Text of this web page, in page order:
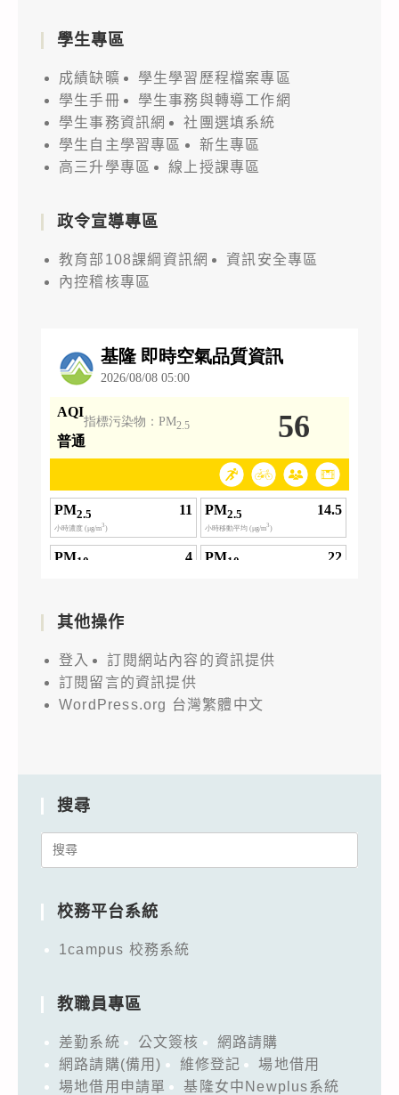
學生專區
成績缺曠
學生學習歷程檔案專區
學生手冊
學生事務與轉導工作網
學生事務資訊網
社團選填系統
學生自主學習專區
新生專區
高三升學專區
線上授課專區
政令宣導專區
教育部108課綱資訊網
資訊安全專區
內控稽核專區
其他操作
登入
訂閱網站內容的資訊提供
訂閱留言的資訊提供
WordPress.org 台灣繁體中文
搜尋
Search
校務平台系統
1campus 校務系統
教職員專區
差勤系統 公文簽核
網路請購
網路請購(備用)
維修登記
場地借用
場地借用申請單
基隆女中Newplus系統